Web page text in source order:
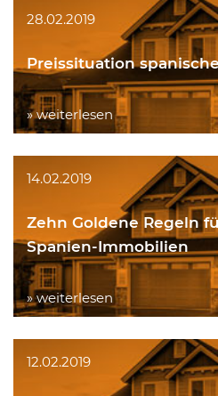
28.02.2019
Preissituation
» weiterlesen
14.02.2019
Zehn Goldene Regeln
Spanien-Immobilien
» weiterlesen
12.02.2019